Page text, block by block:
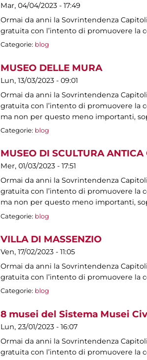
Mar, 04/04/2023 - 17:49
Ormai da anni la Sovrintendenza
gratuita con l’intento di promuovere la
Categorie: blog
MUSEO DELLE MURA
Lun, 13/03/2023 - 09:01
Ormai da anni la Sovrintendenza
gratuita con l’intento di promuovere la
ma non per questo meno importanti,
Categorie: blog
MUSEO DI SCULTURA
Mer, 01/03/2023 - 17:51
Ormai da anni la Sovrintendenza
gratuita con l’intento di promuovere la
ma non per questo meno importanti,
Categorie: blog
VILLA DI MASSENZIO
Ven, 17/02/2023 - 11:05
Ormai da anni la Sovrintendenza
gratuita con l’intento di promuovere la
Categorie: blog
8 musei del Sistema Musei
Lun, 23/01/2023 - 16:07
Ormai da anni la Sovrintendenza
gratuita con l’intento di promuovere la